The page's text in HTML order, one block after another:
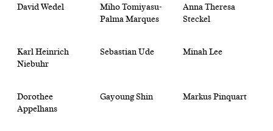
David Wedel
Miho Tomiyasu-
Palma Marques
Anna Theresa
Steckel
Karl Heinrich
Niebuhr
Sebastian Ude Minah Lee
Dorothee
Appelhans
Gayoung Shin Markus Pinquart